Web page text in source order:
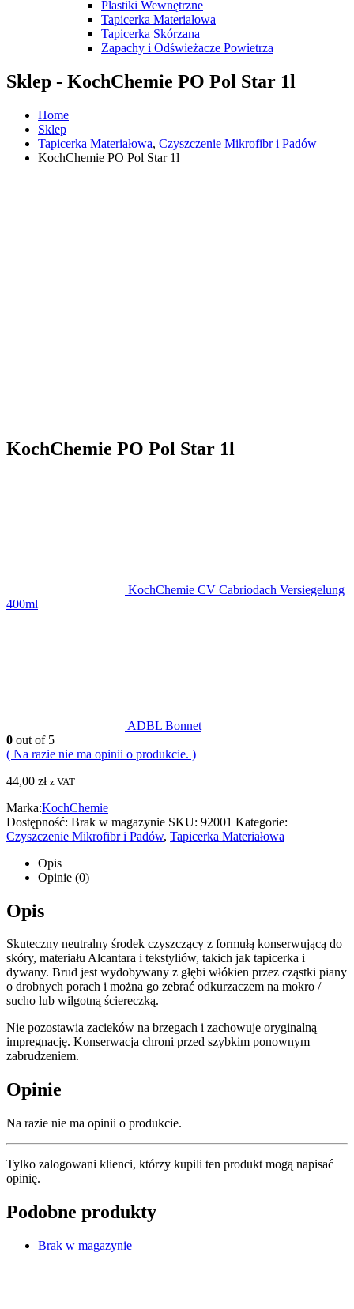
Plastiki Wewnętrzne
Tapicerka Materiałowa
Tapicerka Skórzana
Zapachy i Odświeżacze Powietrza
Sklep - KochChemie PO Pol Star 1l
Home
Sklep
Tapicerka Materiałowa, Czyszczenie Mikrofibr i Padów
KochChemie PO Pol Star 1l
KochChemie PO Pol Star 1l
KochChemie CV Cabriodach Versiegelung
400ml
ADBL Bonnet
0 out of 5
( Na razie nie ma opinii o produkcie. )
44,00 zł z VAT
Marka:KochChemie
Dostępność: Brak w magazynie SKU: 92001 Kategorie:
Czyszczenie Mikrofibr i Padów, Tapicerka Materiałowa
Opis
Opinie (0)
Opis
Skuteczny neutralny środek czyszczący z formułą konserwującą do
skóry, materiału Alcantara i tekstyliów, takich jak tapicerka i
dywany. Brud jest wydobywany z głębi włókien przez cząstki piany
o drobnych porach i można go zebrać odkurzaczem na mokro /
sucho lub wilgotną ściereczką.
Nie pozostawia zacieków na brzegach i zachowuje oryginalną
impregnację. Konserwacja chroni przed szybkim ponownym
zabrudzeniem.
Opinie
Na razie nie ma opinii o produkcie.
Tylko zalogowani klienci, którzy kupili ten produkt mogą napisać
opinię.
Podobne produkty
Brak w magazynie